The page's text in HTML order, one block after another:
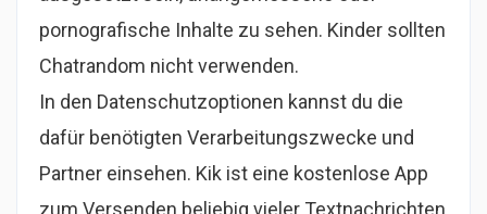
pornografische Inhalte zu sehen. Kinder sollten
Chatrandom nicht verwenden.
In den Datenschutzoptionen kannst du die
dafür benötigten Verarbeitungszwecke und
Partner einsehen. Kik ist eine kostenlose App
zum Versenden beliebig vieler Textnachrichten